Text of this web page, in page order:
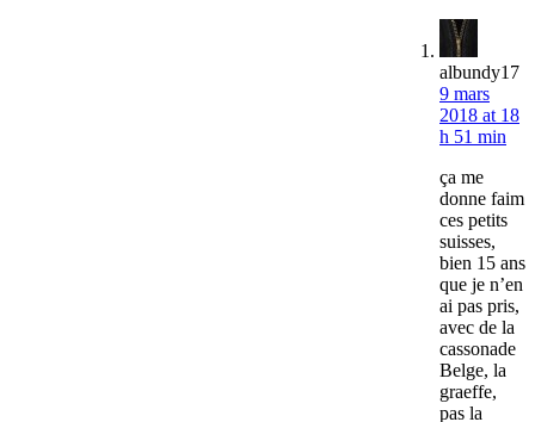
albundy17
9 mars
2018 at 18
h 51 min
ça me
donne faim
ces petits
suisses,
bien 15 ans
que je n’en
ai pas pris,
avec de la
cassonade
Belge, la
graeffe,
pas la